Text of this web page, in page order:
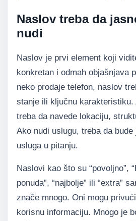
Naslov treba da
nudi
Naslov je prvi element koji
konkretan i odmah objašnjava
neko prodaje telefon, naslov
stanje ili ključnu karakteristiku.
treba da navede lokaciju,
Ako nudi uslugu, treba da
usluga u pitanju.
Naslovi kao što su “povoljno”,
ponuda”, “najbolje” ili “extra”
znače mnogo. Oni mogu
korisnu informaciju. Mnogo je